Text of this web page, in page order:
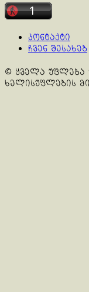
კონტაქტი
ჩვენ შესახებ
© ყველა უფლება
ხელისუფლების